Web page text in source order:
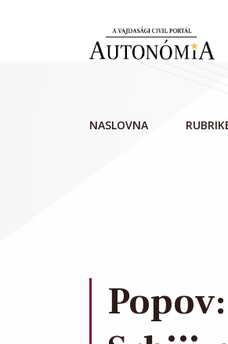
NASLOVNA